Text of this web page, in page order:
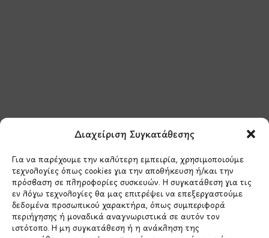
Διαχείριση Συγκατάθεσης
Για να παρέχουμε την καλύτερη εμπειρία, χρησιμοποιούμε
τεχνολογίες όπως cookies για την αποθήκευση ή/και την
πρόσβαση σε πληροφορίες συσκευών. Η συγκατάθεση για τις
εν λόγω τεχνολογίες θα μας επιτρέψει να επεξεργαστούμε
δεδομένα προσωπικού χαρακτήρα, όπως συμπεριφορά
περιήγησης ή μοναδικά αναγνωριστικά σε αυτόν τον
ιστότοπο. Η μη συγκατάθεση ή η ανάκληση της
Έχω διαβάσει και συμφωνώ με την
Πολιτική Απορρήτου